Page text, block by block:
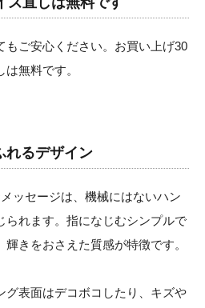
もご安心ください。お買い上げ30
無料です。
れるデザイン
ッセージは、機械にはないハン
られます。指になじむシンプルで
きをおさえた質感が特徴です。
グ表面はデコボコしたり、キズや